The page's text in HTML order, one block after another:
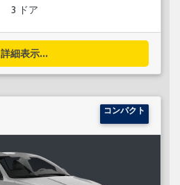
3 ドア
詳細表示...
コンパクト